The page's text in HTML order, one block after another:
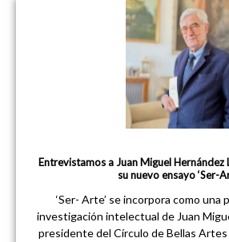
Entrevistamos a Juan Miguel
su nuevo ensayo ‘Ser-
‘Ser- Arte’ se incorpora como una
investigación intelectual de Juan
presidente del Círculo de Bellas